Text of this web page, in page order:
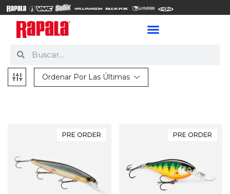
Ordenar Por Las Últimas
PRE ORDER PRE ORDER